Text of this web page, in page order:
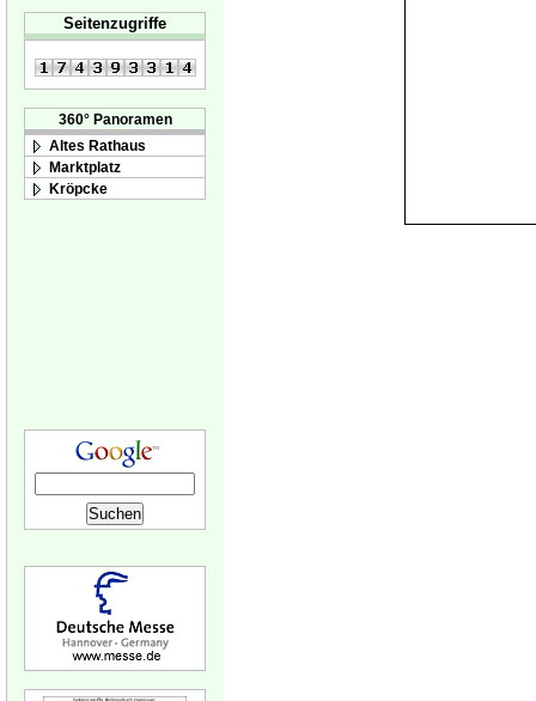
Seitenzugriffe
360° Panoramen
Altes Rathaus
Marktplatz
Kröpcke